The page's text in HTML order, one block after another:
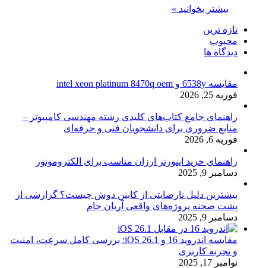
بیشتر بخوانید »
تازه ترین
محبوب
دیدگاه ها
مقایسه 6538y و intel xeon platinum 8470q oem
فوریه 25, 2026
راهنمای جامع کتاب‌های کلیدی رشته مهندسی کامپیوتر –
منابع ضروری برای دانشجویان فنی و حرفه‌ای
فوریه 6, 2026
راهنمای خرید اینورتر ارزان مناسب برای الکتروموتور
دسامبر 9, 2025
بیشترین دلیل نارضایتی از کابین دوش چیست؟ گزارشی از
پشت صحنه پروژه‌های واقعی آریان جام
دسامبر 9, 2025
مقایسه اندروید 16 و iOS 26.1: بررسی کامل سرعت، امنیت
و تجربه کاربری
نوامبر 17, 2025